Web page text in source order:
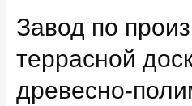
Петрозаводска
после
ремонта
откроют
Завод по
террасной
древесно-